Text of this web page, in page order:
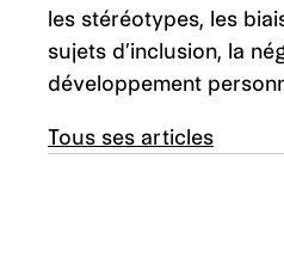
les stéréotypes, les
sujets d’inclusion, la
développement
Tous ses articles